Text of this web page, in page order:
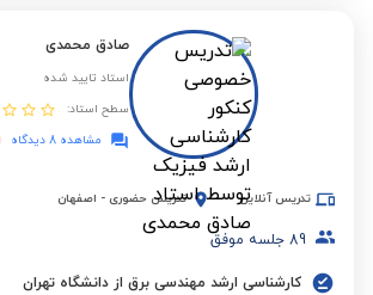
صادق محمدی
استاد تایید شده
سطح استاد:
مشاهده 8 دیدگاه
تدریس آنلاین تدریس حضوری - اصفهان
89 جلسه موفق
کارشناسی ارشد مهندسی برق از دانشگاه تهران